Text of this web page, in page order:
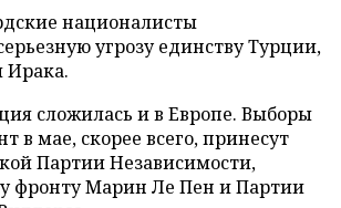
националисты
угрозу единству Турции,
Ирака.
сложилась и в Европе. Выборы
в мае, скорее всего, принесут
Партии Независимости,
фронту Марин Ле Пен и Партии